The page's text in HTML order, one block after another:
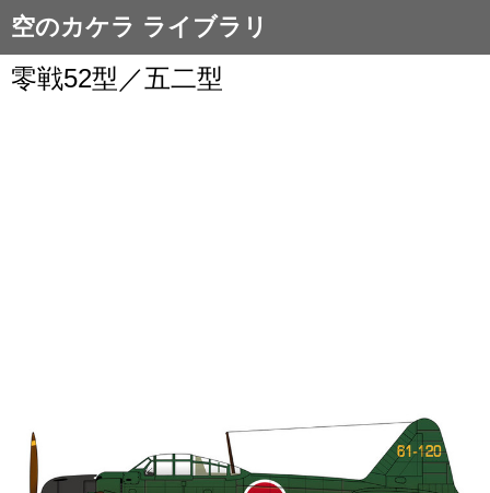
空のカケラ ライブラリ
零戦52型／五二型